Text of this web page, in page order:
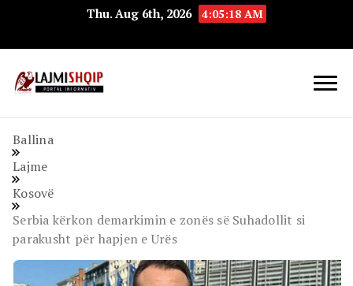
Thu. Aug 6th, 2026 4:05:19 AM
Ballina
Lajme
Kosovë
Serbia kërkon demarkimin e zonës së Suhadollit si
parakusht për hapjen e Urës